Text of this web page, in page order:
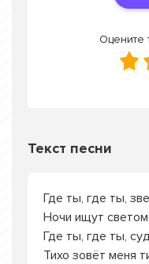
Оцените
Текст песни
Где ты, где ты,
Ночи ищут
Где ты, где ты,
Тихо зовёт меня